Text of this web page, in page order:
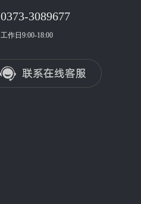
0373-3089677
工作日9:00-18:00